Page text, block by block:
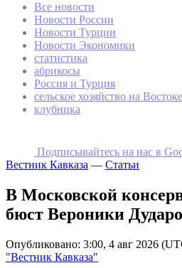
Все новости
Новости России
Новости Турции
Новости Экономики
статистика
абрикосы
Россия и Турция
сельское хозяйство на Востоке
клубника
Подписывайтесь на наc в
Вестник Кавказа — Статьи
В Московской
бюст Вероники
Опубликовано: 3:00, 4 авг 2026
"Вестник Кавказа"